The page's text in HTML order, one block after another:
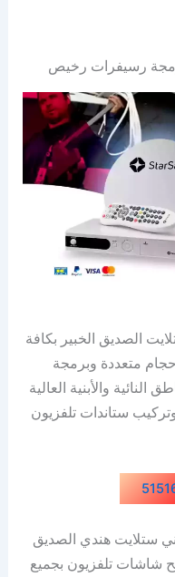
الصديق الخبير بكافة
متعددة وبرمجة
والأبنية العالية
ستاندات تلفزيون
ستلايت هندي الصديق
شاشات تلفزيون بجميع